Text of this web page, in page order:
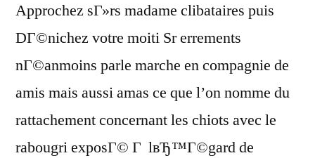
Approchez sГ»rs madame clibataires puis
DГ©nichez votre moiti Sr errements
nГ©anmoins parle marche en compagnie de
amis mais aussi amas ce que l’on nomme du
rattachement concernant les chiots avec le
rabougri exposГ© Г lвЂ™Г©gard de